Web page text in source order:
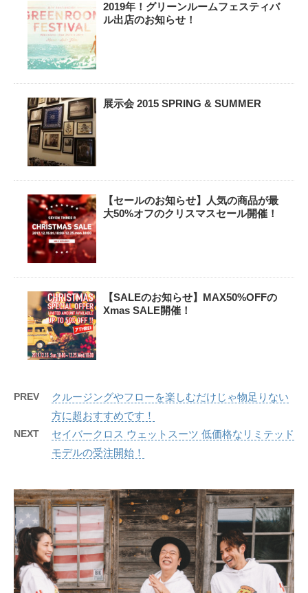
2019年！グリーンルームフェスティバ
ル出店のお知らせ！
展示会 2015 SPRING & SUMMER
【セールのお知らせ】人気の商品が最
大50%オフのクリスマスセール開催！
【SALEのお知らせ】MAX50%OFFの
Xmas SALE開催！
PREV
クルージングやフローを楽しむだけじゃ物足りない
方に超おすすめです！
NEXT
セイバークロス ウェットスーツ 低価格なリミテッド
モデルの受注開始！